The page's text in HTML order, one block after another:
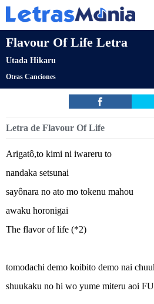
Flavour Of Life Letra
Utada Hikaru
Otras Canciones
Letra de Flavour Of Life
Arigatô,to kimi ni iwareru to
nandaka setsunai
sayônara no ato mo tokenu mahou
awaku horonigai
The flavor of life (*2)
tomodachi demo koibito demo nai
shuukaku no hi wo yume miteru aoi